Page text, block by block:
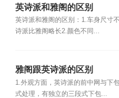
英诗派和雅阁的区别
英诗派和雅阁的区别：1.车身尺寸
诗派比雅阁略长2.颜色不同...
雅阁跟英诗派的区别
1.外观方面，英诗派的前中网与下
式处理，有独立的三段式下包...